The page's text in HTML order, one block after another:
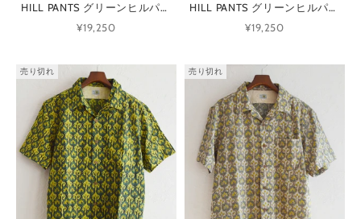
HILL PANTS グリーンヒルパン
ツ (KHAKI カーキ)
セール価格
¥19,250
HILL PANTS グリーンヒルパン
ツ (GRAY グレー)
セール価格
¥19,250
売り切れ 売り切れ